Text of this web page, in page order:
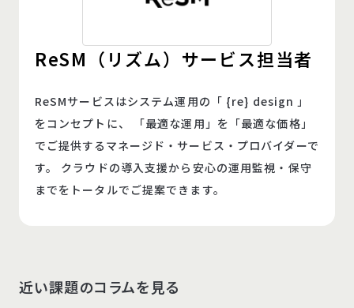
ReSM（リズム）サービス担当者
ReSMサービスはシステム運用の「 {re} design 」
をコンセプトに、 「最適な運用」を「最適な価格」
でご提供するマネージド・サービス・プロバイダーで
す。 クラウドの導入支援から安心の運用監視・保守
までをトータルでご提案できます。
近い課題のコラムを見る